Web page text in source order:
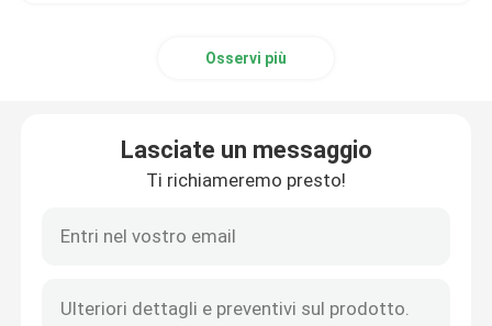
Osservi più
Lasciate un messaggio
Ti richiameremo presto!